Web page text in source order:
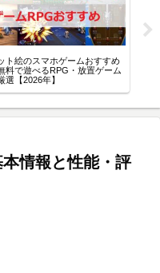
ト絵のスマホゲームおすすめ
料で遊べるRPG・放置ゲーム
選【2026年】
本情報と性能・評